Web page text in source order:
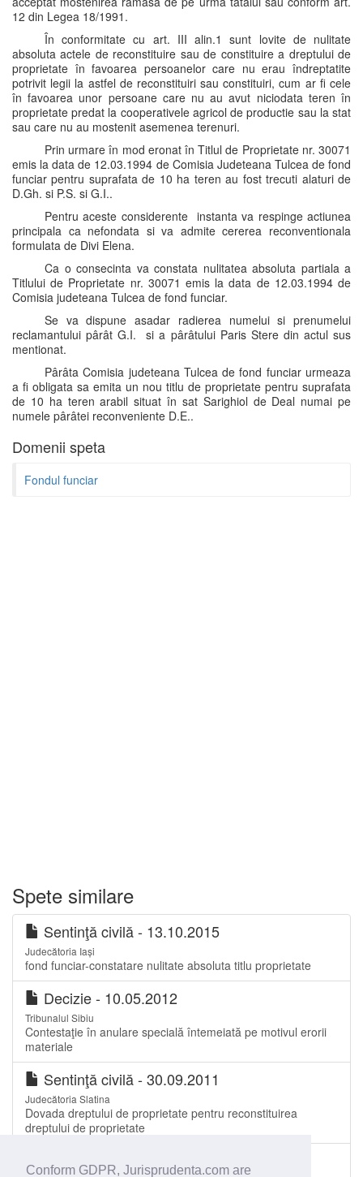
Conform GDPR, Jurisprudenta.com are
12 din Legea 18/1991.
În conformitate cu art. III alin.1 sunt lovite de nulitate
absoluta actele de reconstituire sau de constituire a dreptului de
proprietate în favoarea persoanelor care nu erau îndreptatite
potrivit legii la astfel de reconstituiri sau constituiri, cum ar fi cele
în favoarea unor persoane care nu au avut niciodata teren în
proprietate predat la cooperativele agricol de productie sau la stat
sau care nu au mostenit asemenea terenuri.
Prin urmare în mod eronat în Titlul de Proprietate nr. 30071
emis la data de 12.03.1994 de Comisia Judeteana Tulcea de fond
funciar pentru suprafata de 10 ha teren au fost trecuti alaturi de
D.Gh. si P.S. si G.I..
Pentru aceste considerente instanta va respinge actiunea
principala ca nefondata si va admite cererea reconventionala
formulata de Divi Elena.
Ca o consecinta va constata nulitatea absoluta partiala a
Titlului de Proprietate nr. 30071 emis la data de 12.03.1994 de
Comisia judeteana Tulcea de fond funciar.
Se va dispune asadar radierea numelui si prenumelui
reclamantului pârât G.I. si a pârâtului Paris Stere din actul sus
mentionat.
Pârâta Comisia judeteana Tulcea de fond funciar urmeaza
a fi obligata sa emita un nou titlu de proprietate pentru suprafata
de 10 ha teren arabil situat în sat Sarighiol de Deal numai pe
numele pârâtei reconveniente D.E..
Domenii speta
Fondul funciar
Spete similare
Sentinţă civilă - 13.10.2015
Judecătoria Iași
fond funciar-constatare nulitate absoluta titlu proprietate
Decizie - 10.05.2012
Tribunalul Sibiu
Contestaţie în anulare specială întemeiată pe motivul erorii
materiale
Sentinţă civilă - 30.09.2011
Judecătoria Slatina
Dovada dreptului de proprietate pentru reconstituirea
dreptului de proprietate
Sentinţă civilă - 06.08.2014